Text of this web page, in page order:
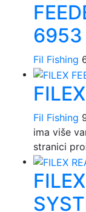
6953
Fil Fishing
Fil Fishing
ima više
stranici